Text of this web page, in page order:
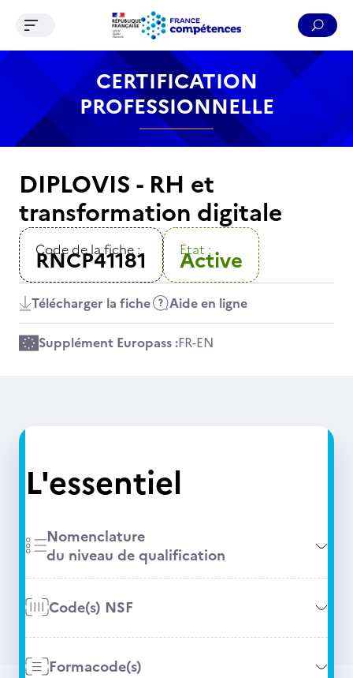
Contenu Recherche Menu Pied de page
Ouvrir le menu de navigation
CERTIFICATION
PROFESSIONNELLE
DIPLOVIS - RH et
transformation digitale
Code de la fiche :
RNCP41181 Etat :
Active
Télécharger la fiche Aide en ligne
Supplément Europass :FR-EN
L'essentiel
Nomenclature
du niveau de qualification
Code(s) NSF
Formacode(s)